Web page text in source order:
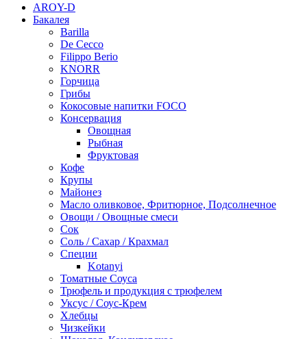
AROY-D
Бакалея
Barilla
De Cecco
Filippo Berio
KNORR
Горчица
Грибы
Кокосовые напитки FOCO
Консервация
Овощная
Рыбная
Фруктовая
Кофе
Крупы
Майонез
Масло оливковое, Фритюрное, Подсолнечное
Овощи / Овощные смеси
Сок
Соль / Сахар / Крахмал
Специи
Kotanyi
Томатные Соуса
Трюфель и продукция с трюфелем
Уксус / Соус-Крем
Хлебцы
Чизкейки